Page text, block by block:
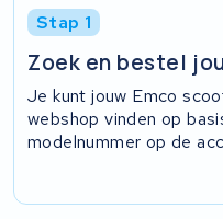
Stap 1
Zoek en bestel
Je kunt jouw Emco
webshop vinden op
modelnummer op de